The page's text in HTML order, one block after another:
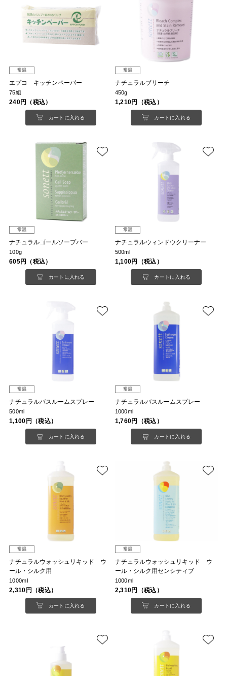
常温
エプコ キッチンペーパー
75組
240円（税込）
カートに入れる
常温
ナチュラルブリーチ
450g
1,210円（税込）
カートに入れる
常温
ナチュラルゴールソープバー
100g
605円（税込）
カートに入れる
常温
ナチュラルウィンドウクリーナー
500ml
1,100円（税込）
カートに入れる
常温
ナチュラルバスルームスプレー
500ml
1,100円（税込）
カートに入れる
常温
ナチュラルバスルームスプレー
1000ml
1,760円（税込）
カートに入れる
常温
ナチュラルウォッシュリキッド ウ
ール・シルク用
1000ml
2,310円（税込）
カートに入れる
常温
ナチュラルウォッシュリキッド ウ
ール・シルク用センシティブ
1000ml
2,310円（税込）
カートに入れる